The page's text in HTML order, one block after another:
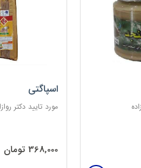
اسپاگتی
مورد تایید دکتر
368,000 تومان